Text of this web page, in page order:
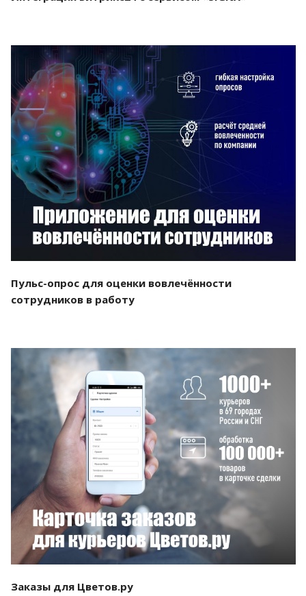
Смотреть проект
Пульс-опрос для оценки вовлечённости
сотрудников в работу
Смотреть проект
Заказы для Цветов.ру